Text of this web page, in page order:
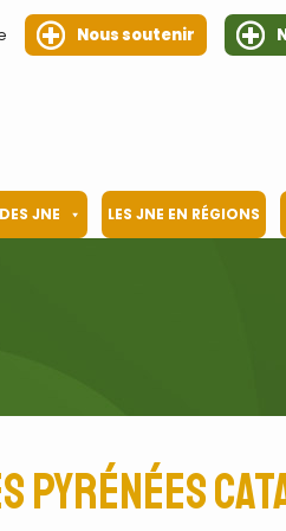
Nous soutenir
JNE LES JNE EN RÉGIONS